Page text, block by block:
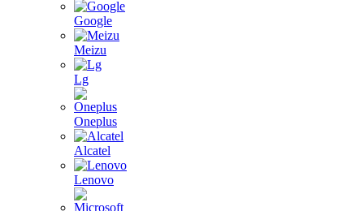
Google
Meizu
Lg
Oneplus
Alcatel
Lenovo